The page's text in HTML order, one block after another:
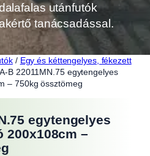
utánfutók
tanácsadással.
/ Egy és kéttengelyes, fékezett
B 22011MN.75 egytengelyes
– 750kg össztömeg
egytengelyes
200x108cm –